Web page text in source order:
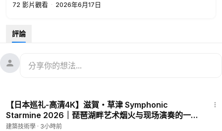
72 影片觀看 · 2026年6月17日
評論
【日本巡礼-高清4K】滋賀・草津 Symphonic
Starmine 2026｜琵琶湖畔艺术烟火与现场演奏的一夜
限定共演与飨宴
建築技術學 · 3小時前